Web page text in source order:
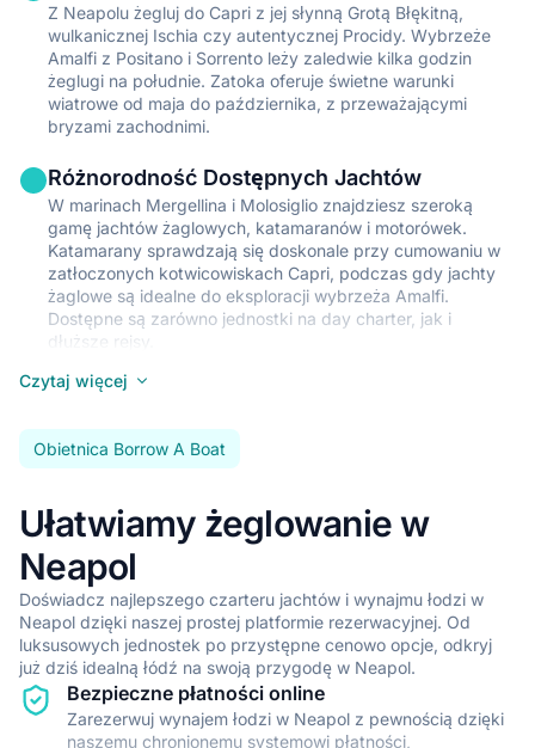
Licencja nie jest wymagana do przygody czarterowej jachtem
w Neapol
Pokaż wszystkie czartery ze skipperem w Neapol
Z pełną załogą
Najwyższej klasy luksusowe doświadczenie czarteru jachtu w
Neapol z pełną profesjonalną obsługą.
Pełen relaks i komfort podczas podróży łodzią po Neapol
Profesjonalna obsługa załogi dostosowana do Twoich potrzeb
Doświadczenie wykwintnej kuchni z lokalnymi potrawami
•Spersonalizowane planowanie trasy, aby odkryć to, co
Pokaż wszystkie czartery z załogą w Neapol
Z Neapolu żegluj do Capri z jej słynną Grotą Błękitną,
wulkanicznej Ischia czy autentycznej Procidy. Wybrzeże
Amalfi z Positano i Sorrento leży zaledwie kilka godzin
żeglugi na południe. Zatoka oferuje świetne warunki
wiatrowe od maja do października, z przeważającymi
bryzami zachodnimi.
Różnorodność Dostępnych Jachtów
W marinach Mergellina i Molosiglio znajdziesz szeroką
gamę jachtów żaglowych, katamaranów i motorówek.
Katamarany sprawdzają się doskonale przy cumowaniu w
zatłoczonych kotwicowiskach Capri, podczas gdy jachty
żaglowe są idealne do eksploracji wybrzeża Amalfi.
Dostępne są zarówno jednostki na day charter, jak i
dłuższe rejsy.
Elastyczne Warunki Rezerwacji
daje spokój przy planowaniu rejsu. Skorzystaj z
wygodnego systemu płatności w trzech ratach z zaledwie
czarterów z rejsem do Wysp Pontyjskich czy Eolijskich.
Dla Początkujących i Zaawansowanych
Początkujący żeglarze docenią chronione wody między
Nisidą a Pozzuoli oraz spokojne kotwicowiska przy
Procidzie. Doświadczeni kapitanowie mogą podjąć
wyzwanie przepłynięcia do Capri przy silniejszych wiatrach
lub zorganizować flotyllę do odległych Wysp Pontyjskich.
Lokalne szkoły żeglarskie oferują kursy dla wszystkich
poziomów.
Czytaj więcej
Obietnica Borrow A Boat
Ułatwiamy żeglowanie w
Neapol
Doświadcz najlepszego czarteru jachtów i wynajmu łodzi w
Neapol dzięki naszej prostej platformie rezerwacyjnej. Od
luksusowych jednostek po przystępne cenowo opcje, odkryj
już dziś idealną łódź na swoją przygodę w Neapol.
Bezpieczne płatności online
Zarezerwuj wynajem łodzi w Neapol z pewnością dzięki
naszemu chronionemu systemowi płatności,